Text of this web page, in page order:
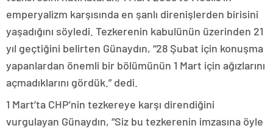
emperyalizm karşısında en şanlı direnişlerden birisini
yaşadığını söyledi. Tezkerenin kabulünün üzerinden 21
yıl geçtiğini belirten Günaydın, “28 Şubat için konuşma
yapanlardan önemli bir bölümünün 1 Mart için ağızlarını
açmadıklarını gördük.” dedi.
1 Mart’ta CHP’nin tezkereye karşı direndiğini
vurgulayan Günaydın, “Siz bu tezkerenin imzasına öyle